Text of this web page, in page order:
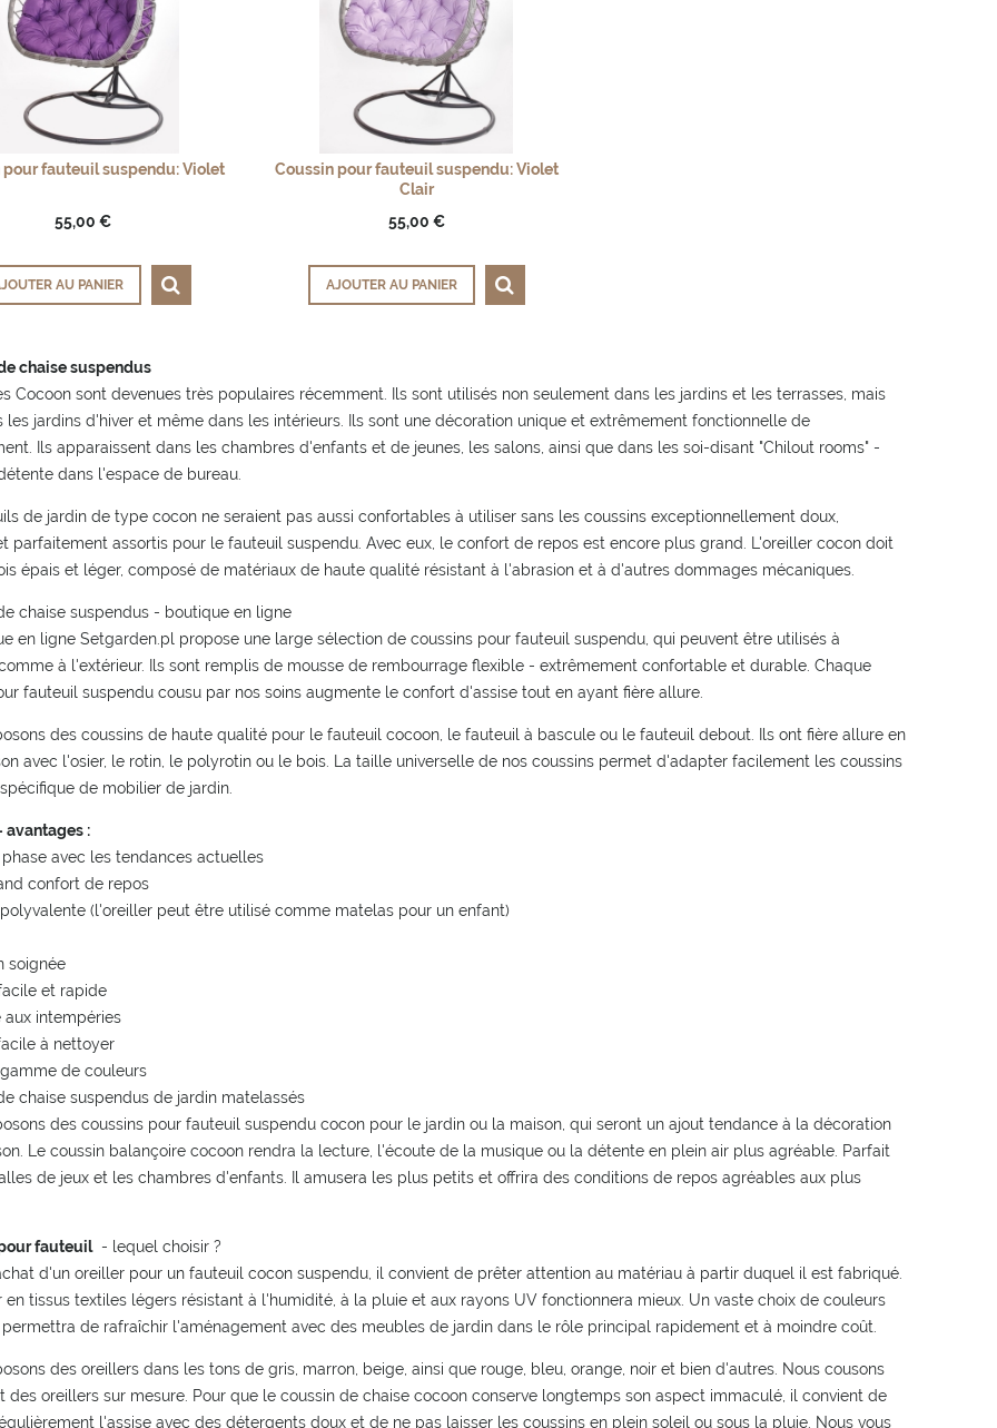
pour fauteuil suspendu: Violet
55,00 €
AU PANIER
Coussin pour fauteuil suspendu: Violet
Clair
55,00 €
AJOUTER AU PANIER
chaise suspendus
Cocoon sont devenues très populaires récemment. Ils sont utilisés non seulement dans les jardins et les terrasses, mais
les jardins d'hiver et même dans les intérieurs. Ils sont une décoration unique et extrêmement fonctionnelle de
Ils apparaissent dans les chambres d'enfants et de jeunes, les salons, ainsi que dans les soi-disant "Chilout rooms" -
dans l'espace de bureau.
de jardin de type cocon ne seraient pas aussi confortables à utiliser sans les coussins exceptionnellement doux,
parfaitement assortis pour le fauteuil suspendu. Avec eux, le confort de repos est encore plus grand. L'oreiller cocon doit
épais et léger, composé de matériaux de haute qualité résistant à l'abrasion et à d'autres dommages mécaniques.
chaise suspendus - boutique en ligne
en ligne Setgarden.pl propose une large sélection de coussins pour fauteuil suspendu, qui peuvent être utilisés à
à l'extérieur. Ils sont remplis de mousse de rembourrage flexible - extrêmement confortable et durable. Chaque
fauteuil suspendu cousu par nos soins augmente le confort d'assise tout en ayant fière allure.
des coussins de haute qualité pour le fauteuil cocoon, le fauteuil à bascule ou le fauteuil debout. Ils ont fière allure en
avec l'osier, le rotin, le polyrotin ou le bois. La taille universelle de nos coussins permet d'adapter facilement les coussins
de mobilier de jardin.
avantages :
avec les tendances actuelles
confort de repos
(l'oreiller peut être utilisé comme matelas pour un enfant)
soignée
et rapide
aux intempéries
à nettoyer
de couleurs
chaise suspendus de jardin matelassés
des coussins pour fauteuil suspendu cocon pour le jardin ou la maison, qui seront un ajout tendance à la décoration
Le coussin balançoire cocoon rendra la lecture, l'écoute de la musique ou la détente en plein air plus agréable. Parfait
de jeux et les chambres d'enfants. Il amusera les plus petits et offrira des conditions de repos agréables aux plus
fauteuil- lequel choisir ?
d'un oreiller pour un fauteuil cocon suspendu, il convient de prêter attention au matériau à partir duquel il est fabriqué.
en tissus textiles légers résistant à l'humidité, à la pluie et aux rayons UV fonctionnera mieux. Un vaste choix de couleurs
de rafraîchir l'aménagement avec des meubles de jardin dans le rôle principal rapidement et à moindre coût.
des oreillers dans les tons de gris, marron, beige, ainsi que rouge, bleu, orange, noir et bien d'autres. Nous cousons
des oreillers sur mesure. Pour que le coussin de chaise cocoon conserve longtemps son aspect immaculé, il convient de
l'assise avec des détergents doux et de ne pas laisser les coussins en plein soleil ou sous la pluie. Nous vous